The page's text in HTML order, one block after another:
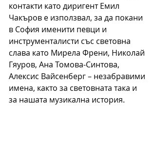
контакти като диригент Емил
Чакъров е използвал, за да покани
в София именити певци и
инструменталисти със световна
слава като Мирела Френи, Николай
Гяуров, Ана Томова-Синтова,
Алексис Вайсенберг – незабравими
имена, както за световната така и
за нашата музикална история.